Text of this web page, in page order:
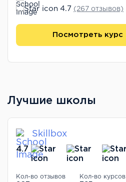
4.7 (267 отзывов)
Посмотреть курс
Лучшие школы
Skillbox
4.7
Кол-во отзывов Кол-во курсов